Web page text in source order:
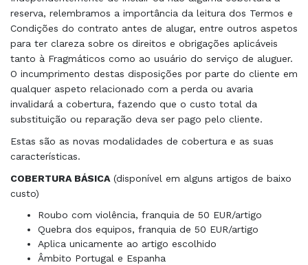
reserva, relembramos a importância da leitura dos Termos e
Condições do contrato antes de alugar, entre outros aspetos
para ter clareza sobre os direitos e obrigações aplicáveis ​​
tanto à Fragmáticos como ao usuário do serviço de aluguer.
O incumprimento destas disposições por parte do cliente em
qualquer aspeto relacionado com a perda ou avaria
invalidará a cobertura, fazendo que o custo total da
substituição ou reparação deva ser pago pelo cliente.
Estas são as novas modalidades de cobertura e as suas
características.
COBERTURA BÁSICA (disponível em alguns artigos de baixo
custo)
Roubo com violência, franquia de 50 EUR/artigo
Quebra dos equipos, franquia de 50 EUR/artigo
Aplica unicamente ao artigo escolhido
Âmbito Portugal e Espanha